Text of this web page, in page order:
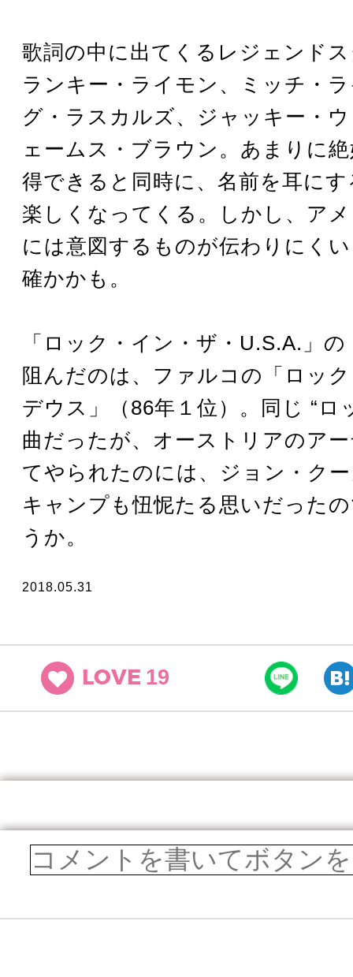
歌詞の中に出てくるレジェンド
ランキー・ライモン、ミッチ・
グ・ラスカルズ、ジャッキー・
ェームス・ブラウン。あまりに
得できると同時に、名前を耳に
楽しくなってくる。しかし、ア
には意図するものが伝わりにく
確かかも。
「ロック・イン・ザ・U.S.A.」
阻んだのは、ファルコの「ロッ
デウス」（86年１位）。同じ “ロ
曲だったが、オーストリアのア
てやられたのには、ジョン・ク
キャンプも忸怩たる思いだった
うか。
2018.05.31
LOVE 19